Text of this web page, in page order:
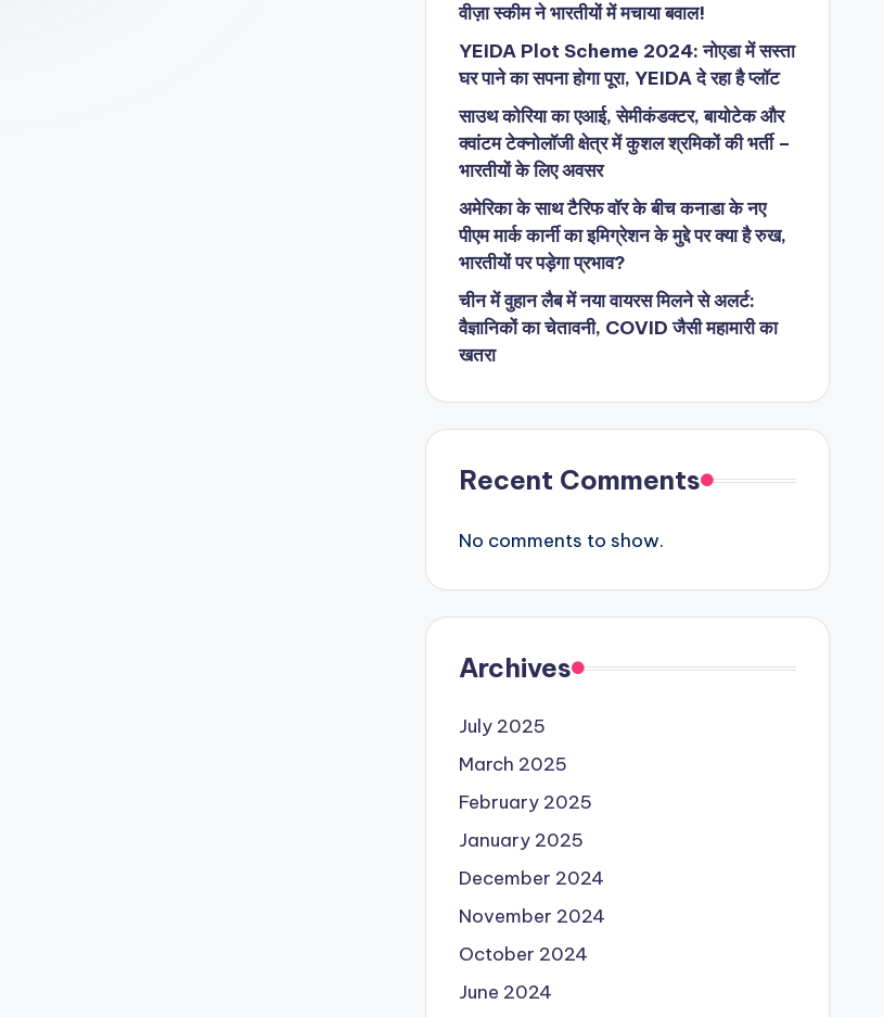
वीज़ा स्कीम ने भारतीयों में मचाया बवाल!
YEIDA Plot Scheme 2024: नोएडा में सस्ता
घर पाने का सपना होगा पूरा, YEIDA दे रहा है प्लॉट
साउथ कोरिया का एआई, सेमीकंडक्टर, बायोटेक और
क्वांटम टेक्नोलॉजी क्षेत्र में कुशल श्रमिकों की भर्ती –
भारतीयों के लिए अवसर
अमेरिका के साथ टैरिफ वॉर के बीच कनाडा के नए
पीएम मार्क कार्नी का इमिग्रेशन के मुद्दे पर क्या है रुख,
भारतीयों पर पड़ेगा प्रभाव?
चीन में वुहान लैब में नया वायरस मिलने से अलर्ट:
वैज्ञानिकों का चेतावनी, COVID जैसी महामारी का
खतरा
Recent Comments
No comments to show.
Archives
July 2025
March 2025
February 2025
January 2025
December 2024
November 2024
October 2024
June 2024